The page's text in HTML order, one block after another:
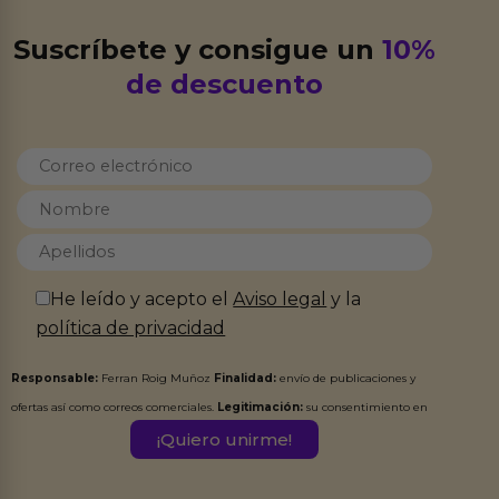
Suscríbete y consigue un10%
de descuento
He leído y acepto elAviso legal y la
política de privacidad
Responsable: Ferran Roig Muñoz Finalidad: envío de publicaciones y
ofertas así como correos comerciales. Legitimación: su consentimiento en
Destinatarios:Ferran Roig Muñoz. Podrás ejercer tus